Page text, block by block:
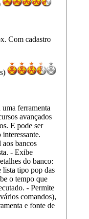
Com cadastro
ferramenta
avançados
E pode ser
bancos
- Exibe
do banco:
lista tipo pop das
o tempo que
- Permite
comandos),
e fonte de